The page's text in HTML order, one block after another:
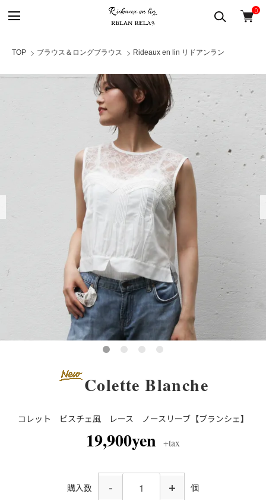
0
TOP ブラウス＆ロングブラウス Rideaux en lin リドアンラン
Colette Blanche
コレット ビスチェ風 レース ノースリーブ【ブランシェ】
19,900yen +tax
購入数 - + 個